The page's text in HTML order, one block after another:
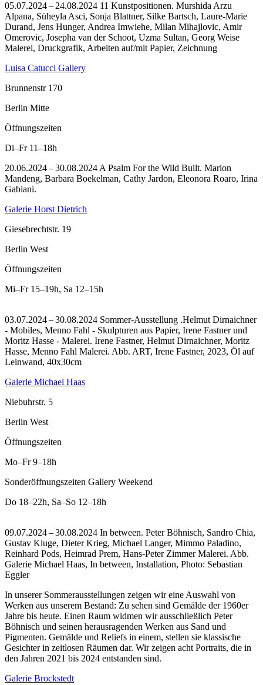
05.07.2024 – 24.08.2024 11 Kunstpositionen. Murshida Arzu
Alpana, Süheyla Asci, Sonja Blattner, Silke Bartsch, Laure-Marie
Durand, Jens Hunger, Andrea Imwiehe, Milan Mihajlovic, Amir
Omerovic, Josepha van der Schoot, Uzma Sultan, Georg Weise
Malerei, Druckgrafik, Arbeiten auf/mit Papier, Zeichnung
Luisa Catucci Gallery
Brunnenstr 170
Berlin Mitte
Öffnungszeiten
Di–Fr 11–18h
20.06.2024 – 30.08.2024 A Psalm For the Wild Built. Marion
Mandeng, Barbara Boekelman, Cathy Jardon, Eleonora Roaro, Irina
Gabiani.
Galerie Horst Dietrich
Giesebrechtstr. 19
Berlin West
Öffnungszeiten
Mi–Fr 15–19h, Sa 12–15h
03.07.2024 – 30.08.2024 Sommer-Ausstellung .Helmut Dirnaichner
- Mobiles, Menno Fahl - Skulpturen aus Papier, Irene Fastner und
Moritz Hasse - Malerei. Irene Fastner, Helmut Dirnaichner, Moritz
Hasse, Menno Fahl Malerei. Abb. ART, Irene Fastner, 2023, Öl auf
Leinwand, 40x30cm
Galerie Michael Haas
Niebuhrstr. 5
Berlin West
Öffnungszeiten
Mo–Fr9–18h
Sonderöffnungszeiten Gallery Weekend
Do 18–22h, Sa–So 12–18h
09.07.2024 – 30.08.2024 In between. Peter Böhnisch, Sandro Chia,
Gustav Kluge, Dieter Krieg, Michael Langer, Mimmo Paladino,
Reinhard Pods, Heimrad Prem, Hans-Peter Zimmer Malerei. Abb.
Galerie Michael Haas, In between, Installation, Photo: Sebastian
Eggler
In unserer Sommerausstellungen zeigen wir eine Auswahl von
Werken aus unserem Bestand: Zu sehen sind Gemälde der 1960er
Jahre bis heute. Einen Raum widmen wir ausschließlich Peter
Böhnisch und seinen herausragenden Werken aus Sand und
Pigmenten. Gemälde und Reliefs in einem, stellen sie klassische
Gesichter in zeitlosen Räumen dar. Wir zeigen acht Portraits, die in
den Jahren 2021 bis 2024 entstanden sind.
Galerie Brockstedt